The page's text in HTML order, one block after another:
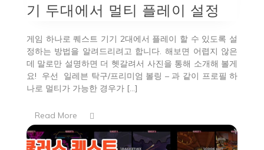
기 두대에서 멀티 플레이 설정
게임 하나로 퀘스트 기기 2대에서 플레이 할 수 있도록 설
정하는 방법을 알려드리려고 합니다. 해보면 어렵지 않은
데 말로만 설명하면 더 헷갈려서 사진을 통해 소개해 볼게
요! 우선 일레븐 탁구/프리미엄 볼링 – 과 같이 프로필 하
나로 멀티가 가능한 경우가 […]
Read More